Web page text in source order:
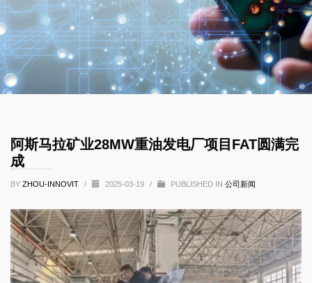
阿斯马拉矿业28MW重油发电厂项目FAT圆满完
成
BY ZHOU-INNOVIT / 2025-03-19 / PUBLISHED IN 公司新闻